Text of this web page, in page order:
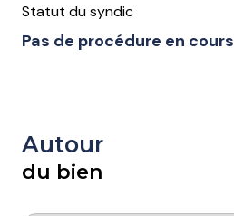
Statut du syndic
Pas de procédure en cours
Autour
du bien